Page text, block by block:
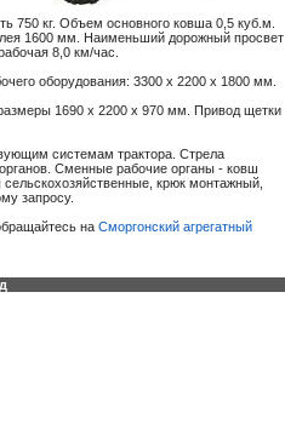
750 кг. Объем основного ковша 0,5 куб.м.
1600 мм. Наименьший дорожный просвет
8,0 км/час.
оборудования: 3300 х 2200 х 1800 мм.
1690 х 2200 х 970 мм. Привод щетки
системам трактора. Стрела
Сменные рабочие органы - ковш
крюк монтажный,
запросу.
на Сморгонский агрегатный